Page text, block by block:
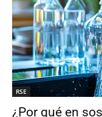
RSE
¿Por qué en